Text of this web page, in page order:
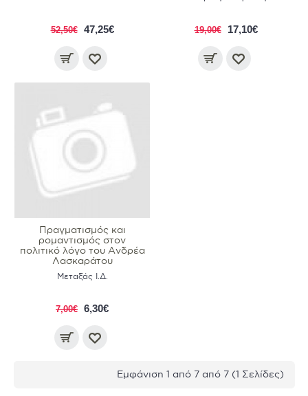
52,50€ 47,25€ 19,00€ 17,10€
Πραγματισμός και
ρομαντισμός στον
πολιτικό λόγο του Ανδρέα
Λασκαράτου
Μεταξάς Ι.Δ.
7,00€ 6,30€
Εμφάνιση 1 από 7 από 7 (1 Σελίδες)